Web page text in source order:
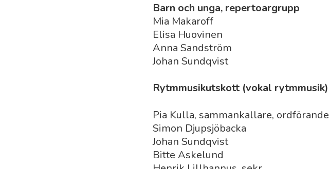
Barn och unga, repertoargrupp
Mia Makaroff
Elisa Huovinen
Anna Sandström
Johan Sundqvist
Rytmmusikutskott (vokal rytmmusik)
Pia Kulla, sammankallare, ordförande
Simon Djupsjöbacka
Johan Sundqvist
Bitte Askelund